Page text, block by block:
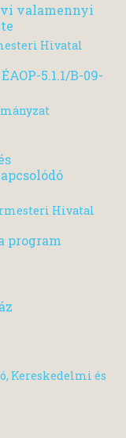
valamennyi
Hivatal
5.1.1/B-09-
Hivatal
program
Kereskedelmi és